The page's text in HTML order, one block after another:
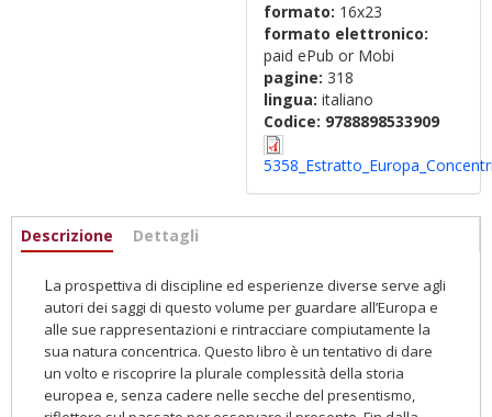
formato: 16x23
formato elettronico:
paid ePub or Mobi
pagine: 318
lingua: italiano
Codice: 9788898533909
Informazioni
Descrizione (scheda
Dettagli
La prospettiva di discipline ed esperienze di­verse serve agli
autori dei saggi di questo volume per guardare all’Europa e
alle sue rappresentazioni e rintracciare compiutamente la
sua natura concen­trica. Questo libro è un tentativo di dare
un volto e riscoprire la plurale complessità della storia
europea e, senza cadere nelle secche del presenti­smo,